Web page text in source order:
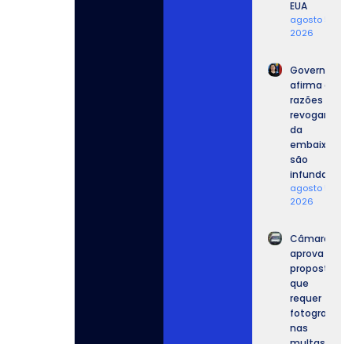
EUA
agosto 5,
2026
Governo
afirma que
razões para
revogar
da
são
infundadas.
agosto 5,
2026
Câmara
aprova
proposta
que
requer
fotografia
nas